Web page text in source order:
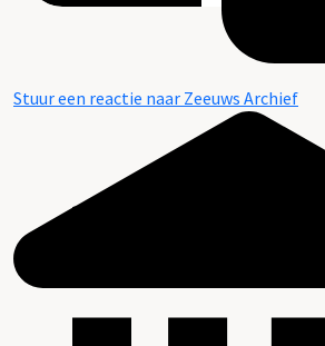
Stuur een reactie naar Zeeuws Archief